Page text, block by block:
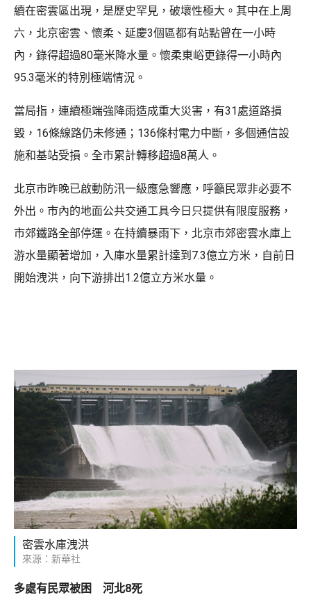
續在密雲區出現，是歷史罕見，破壞性極大。其中在上周
六，北京密雲、懷柔、延慶3個區都有站點曾在一小時
內，錄得超過80毫米降水量。懷柔東峪更錄得一小時內
95.3毫米的特別極端情況。
當局指，連續極端強降雨造成重大災害，有31處道路損
毀，16條線路仍未修通；136條村電力中斷，多個通信設
施和基站受損。全市累計轉移超過8萬人。
北京市昨晚已啟動防汛一級應急響應，呼籲民眾非必要不
外出。市內的地面公共交通工具今日只提供有限度服務，
市郊鐵路全部停運。在持續暴雨下，北京市郊密雲水庫上
游水量顯著增加，入庫水量累計達到7.3億立方米，自前日
開始洩洪，向下游排出1.2億立方米水量。
密雲水庫洩洪
來源：新華社
多處有民眾被困 河北8死